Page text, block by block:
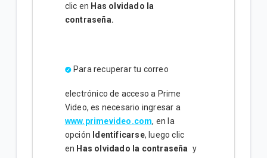
clic en Has olvidado la
contraseña.
Para recuperar tu correo
electrónico de acceso a Prime
Video, es necesario ingresar a
www.primevideo.com, en la
opción Identificarse, luego clic
en Has olvidado la contraseña y